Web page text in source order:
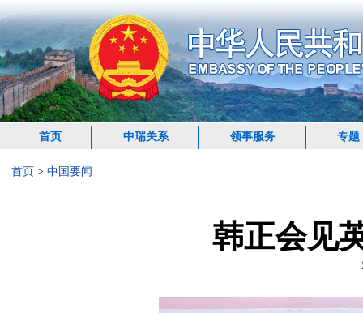
首页 中瑞关系 领事服务 专题
首页 > 中国要闻
韩正会见